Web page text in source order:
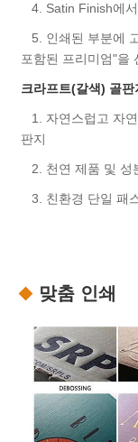
4. Satin Finish에
5. 인쇄된 부분에
포함된 프리미엄"을
크라프트(갈색) 골판
1. 자연스럽고 자
판지
2. 천연 제품 및 성
3. 친환경 단일 패
맞춤 인쇄